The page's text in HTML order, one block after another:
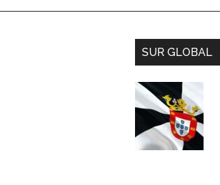
SUR GLOBAL